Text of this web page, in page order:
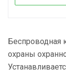
Беспроводная
охраны